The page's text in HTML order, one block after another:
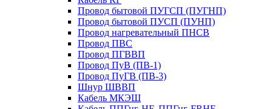
Провод бытовой ПУГСП (ПУГНП)
Провод бытовой ПУСП (ПУНП)
Провод нагревательный ПНСВ
Провод ПВС
Провод ПГВВП
Провод ПуВ (ПВ-1)
Провод ПуГВ (ПВ-3)
Шнур ШВВП
Кабель МКЭШ